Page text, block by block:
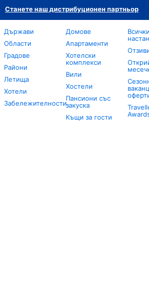
Станете наш дистрибуционен партньор
Държави
Области
Градове
Райони
Летища
Хотели
Забележителности
Домове
Апартаменти
Хотелски
комплекси
Вили
Хостели
Пансиони със
закуска
Къщи за гости